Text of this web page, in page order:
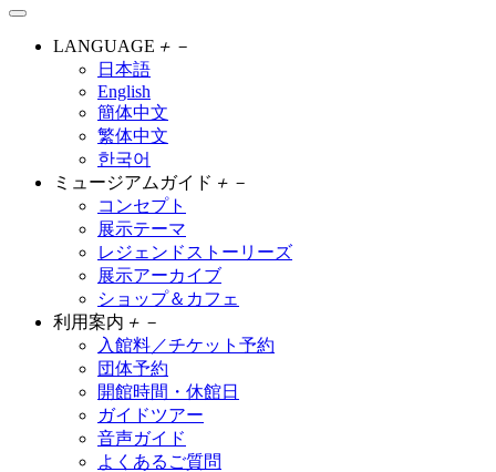
LANGUAGE ＋ －
日本語
English
簡体中文
繁体中文
한국어
ミュージアムガイド ＋ －
コンセプト
展示テーマ
レジェンドストーリーズ
展示アーカイブ
ショップ＆カフェ
利用案内 ＋ －
入館料／チケット予約
団体予約
開館時間・休館日
ガイドツアー
音声ガイド
よくあるご質問